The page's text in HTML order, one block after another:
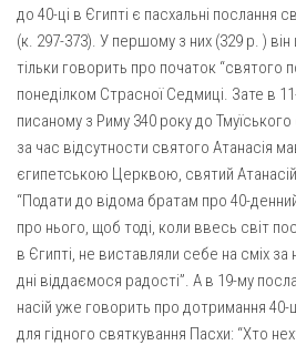
до 40-ці в Єгипті є пасхальні послання
(к. 297-373). У першому з них (329 р. )
тільки говорить про початок “святого
понеділком Страсної Седмиці. Зате в
писаному з Риму 340 року до
за час відсутности святого Атанасія
єгипетською Церквою, святий
“Пода­ти до відома братам про 40-
про нього, щоб тоді, коли ввесь світ
в Єгипті, не виставляли себе на сміх за
дні віддаємося радості”. А в 19-му
насій уже говорить про дотримання 40-
для гідного святкування Пасхи: “Хто